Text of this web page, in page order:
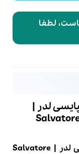
لطفا
لدر |
عطر ادکلن سالواتوره فراگامو اسپایسی لدر | Salvatore